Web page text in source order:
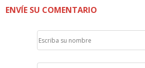
ENVÍE SU COMENTARIO